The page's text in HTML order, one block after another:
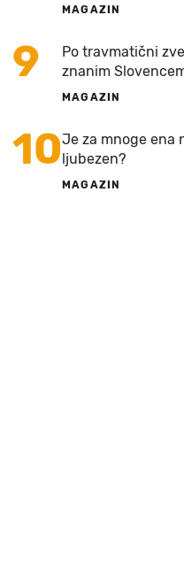
MAGAZIN
9
Po travmatični
znanim
MAGAZIN
10Je za mnoge ena
ljubezen?
MAGAZIN